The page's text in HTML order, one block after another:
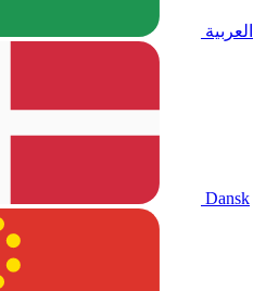
العربية
Dansk